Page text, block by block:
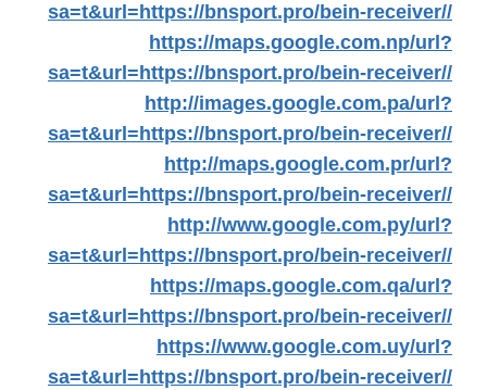
sa=t&url=https://bnsport.pro/bein-receiver//
https://maps.google.com.np/url?
sa=t&url=https://bnsport.pro/bein-receiver//
http://images.google.com.pa/url?
sa=t&url=https://bnsport.pro/bein-receiver//
http://maps.google.com.pr/url?
sa=t&url=https://bnsport.pro/bein-receiver//
http://www.google.com.py/url?
sa=t&url=https://bnsport.pro/bein-receiver//
https://maps.google.com.qa/url?
sa=t&url=https://bnsport.pro/bein-receiver//
https://www.google.com.uy/url?
sa=t&url=https://bnsport.pro/bein-receiver//